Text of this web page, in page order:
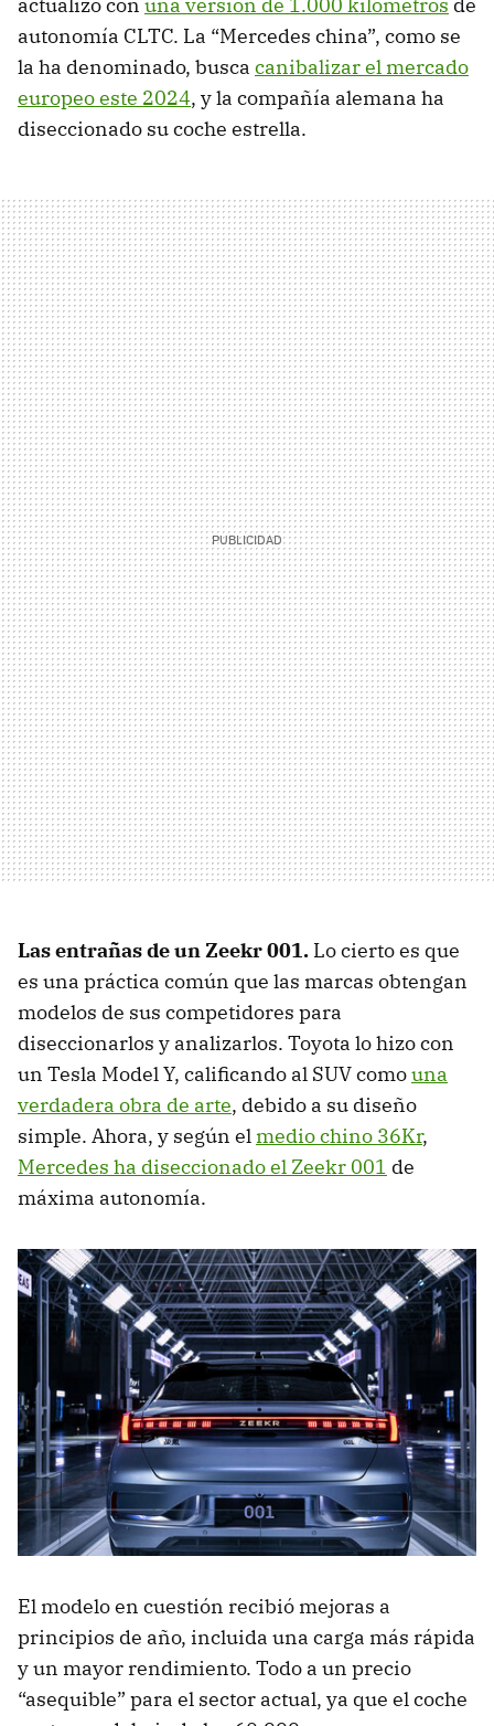
actualizó con una versión de 1.000 kilómetros de
autonomía CLTC. La “Mercedes china”, como se
la ha denominado, busca canibalizar el mercado
europeo este 2024, y la compañía alemana ha
diseccionado su coche estrella.
Las entrañas de un Zeekr 001. Lo cierto es que
es una práctica común que las marcas obtengan
modelos de sus competidores para
diseccionarlos y analizarlos. Toyota lo hizo con
un Tesla Model Y, calificando al SUV comouna
verdadera obra de arte, debido a su diseño
simple. Ahora, y según elmedio chino 36Kr,
Mercedes ha diseccionado el Zeekr 001 de
máxima autonomía.
El modelo en cuestión recibió mejoras a
principios de año, incluida una carga más rápida
y un mayor rendimiento. Todo a un precio
“asequible” para el sector actual, ya que el coche